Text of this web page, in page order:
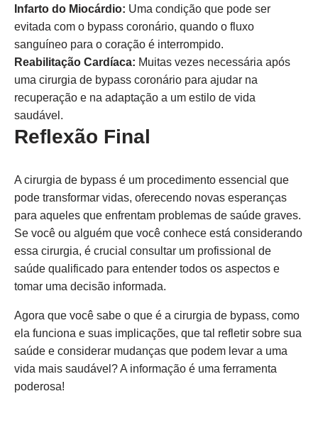
Infarto do Miocárdio: Uma condição que pode ser
evitada com o bypass coronário, quando o fluxo
sanguíneo para o coração é interrompido.
Reabilitação Cardíaca: Muitas vezes necessária após
uma cirurgia de bypass coronário para ajudar na
recuperação e na adaptação a um estilo de vida
saudável.
Reflexão Final
A cirurgia de bypass é um procedimento essencial que
pode transformar vidas, oferecendo novas esperanças
para aqueles que enfrentam problemas de saúde graves.
Se você ou alguém que você conhece está considerando
essa cirurgia, é crucial consultar um profissional de
saúde qualificado para entender todos os aspectos e
tomar uma decisão informada.
Agora que você sabe o que é a cirurgia de bypass, como
ela funciona e suas implicações, que tal refletir sobre sua
saúde e considerar mudanças que podem levar a uma
vida mais saudável? A informação é uma ferramenta
poderosa!